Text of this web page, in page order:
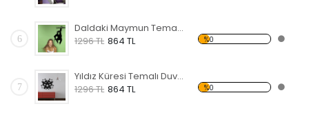
6
Daldaki Maymun Temalı Duvar Sticker
1296 TL 864 TL %0
7
Yıldız Küresi Temalı Duvar Sticker
1296 TL 864 TL %0